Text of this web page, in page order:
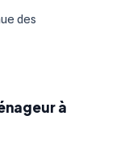
des
à